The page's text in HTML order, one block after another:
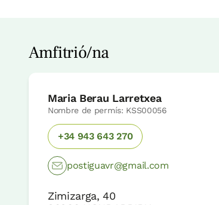
Amfitrió/na
Maria Berau Larretxea
Nombre de permís: KSS00056
+34 943 643 270
postiguavr@gmail.com
Zimizarga, 40